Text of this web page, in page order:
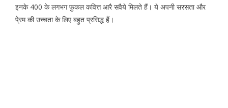
इनके 400 के लगभग फुकल कवित्त आरै सवैये मिलते हैं। ये अपनी सरसता और
पे्रम की उच्चता के लिए बहुत प्रसिद्ध हैं।